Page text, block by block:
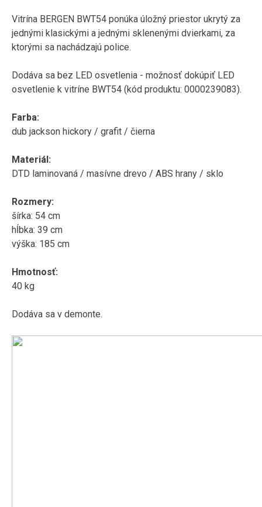
Vitrína BERGEN BWT54 ponúka úložný priestor ukrytý za
jednými klasickými a jednými sklenenými dvierkami, za
ktorými sa nachádzajú police.
Dodáva sa bez LED osvetlenia - možnosť dokúpiť LED
osvetlenie k vitríne BWT54 (kód produktu: 0000239083).
Farba:
dub jackson hickory / grafit / čierna
Materiál:
DTD laminovaná / masívne drevo / ABS hrany / sklo
Rozmery:
šírka: 54 cm
hĺbka: 39 cm
výška: 185 cm
Hmotnosť:
40 kg
Dodáva sa v demonte.